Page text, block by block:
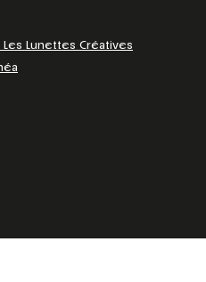
Lunettes Créatives